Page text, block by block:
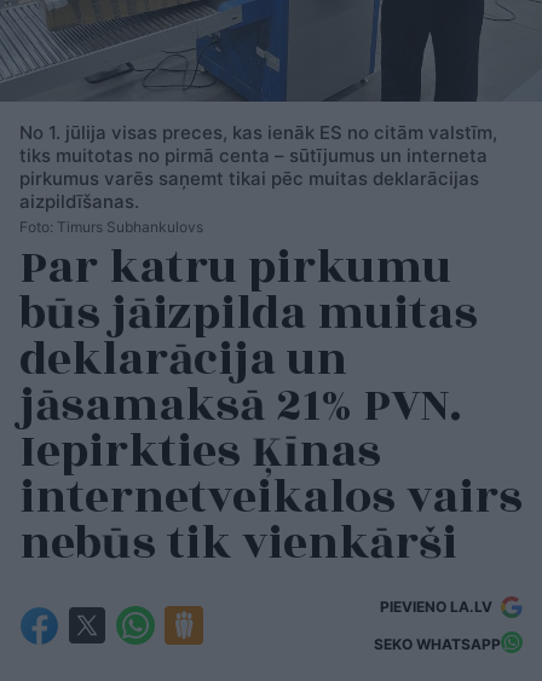
No 1. jūlija visas preces, kas ienāk ES no citām valstīm,
tiks muitotas no pirmā centa – sūtījumus un interneta
pirkumus varēs saņemt tikai pēc muitas deklarācijas
aizpildīšanas.
Foto: Timurs Subhankulovs
Par katru pirkumu
būs jāizpilda muitas
deklarācija un
jāsamaksā 21% PVN.
Iepirkties Ķīnas
internetveikalos vairs
nebūs tik vienkārši
PIEVIENO LA.LV
SEKO WHATSAPP